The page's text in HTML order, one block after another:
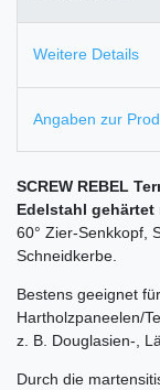
Weitere Details
Angaben zur
SCREW REBEL
Edelstahl
60° Zier-Senkkopf,
Schneidkerbe.
Bestens geeignet
Hartholzpaneelen/
z. B. Douglasien-,
Durch die